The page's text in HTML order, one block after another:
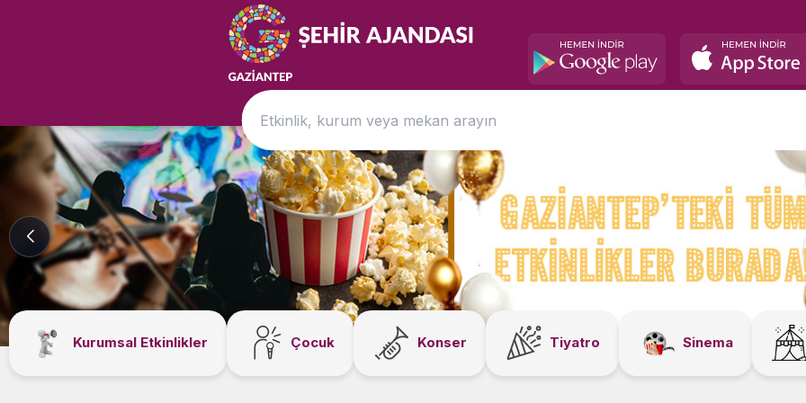
Kurumsal Etkinlikler Çocuk Konser Tiyatro Sinema